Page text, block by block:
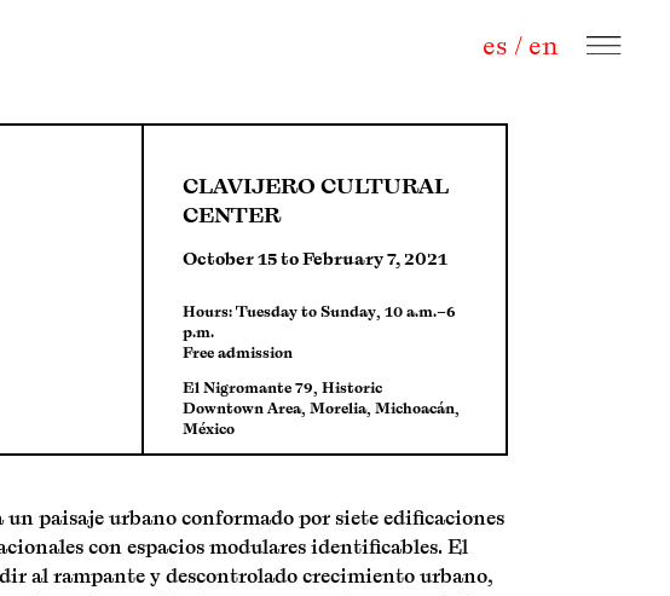
es / en
CLAVIJERO CULTURAL
CENTER
October 15 to February 7, 2021
Hours: Tuesday to Sunday, 10 a.m.–6
p.m.
Free admission
El Nigromante 79, Historic
Downtown Area, Morelia, Michoacán,
México
paisaje urbano conformado por siete edificaciones
con espacios modulares identificables. El
al rampante y descontrolado crecimiento urbano,